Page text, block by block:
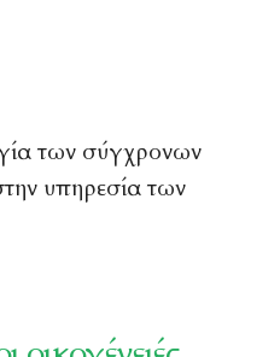
των σύγχρονων
υπηρεσία των